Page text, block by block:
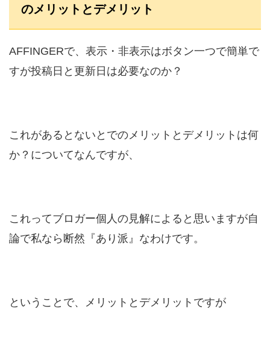
のメリットとデメリット
AFFINGERで、表示・非表示はボタン一つで簡単で
すが投稿日と更新日は必要なのか？
これがあるとないとでのメリットとデメリットは何
か？についてなんですが、
これってブロガー個人の見解によると思いますが自
論で私なら断然『あり派』なわけです。
ということで、メリットとデメリットですが